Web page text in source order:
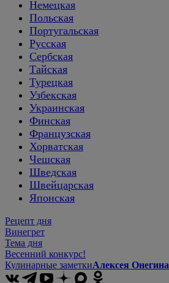
Немецкая
Польская
Португальская
Русская
Сербская
Тайская
Турецкая
Узбекская
Украинская
Финская
Французская
Хорватская
Чешская
Шведская
Швейцарская
Японская
Рецепт дня
Винегрет
Тема дня
Весенний конкурс!
Кулинарные заметкиАлексея Онегина